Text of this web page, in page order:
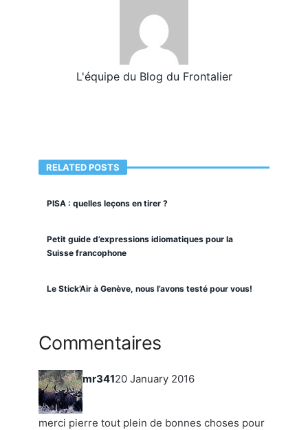
L'équipe du Blog du Frontalier
RELATED POSTS
PISA : quelles leçons en tirer ?
Petit guide d’expressions idiomatiques pour la
Suisse francophone
Le Stick’Air à Genève, nous l’avons testé pour vous!
Commentaires
mr34120 January 2016
merci pierre tout plein de bonnes choses pour